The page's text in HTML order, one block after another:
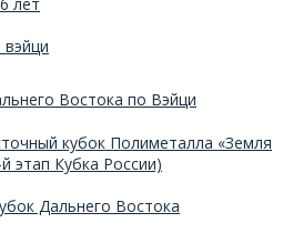
Востока по Вэйци
кубок Полиметалла «Земля
этап Кубка России)
Дальнего Востока